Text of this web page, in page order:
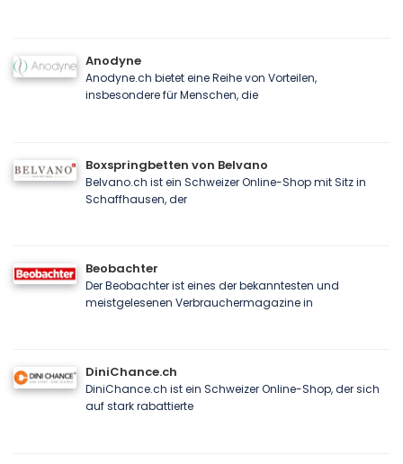
Anodyne
Anodyne.ch bietet eine Reihe von Vorteilen,
insbesondere für Menschen, die
Boxspringbetten von Belvano
Belvano.ch ist ein Schweizer Online-Shop mit Sitz in
Schaffhausen, der
Beobachter
Der Beobachter ist eines der bekanntesten und
meistgelesenen Verbrauchermagazine in
DiniChance.ch
DiniChance.ch ist ein Schweizer Online-Shop, der sich
auf stark rabattierte